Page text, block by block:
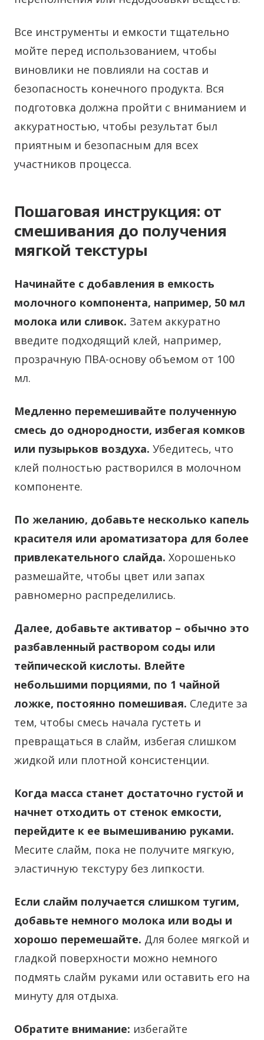
Все инструменты и емкости тщательно
мойте перед использованием, чтобы
виновлики не повлияли на состав и
безопасность конечного продукта. Вся
подготовка должна пройти с вниманием и
аккуратностью, чтобы результат был
приятным и безопасным для всех
участников процесса.
Пошаговая инструкция: от
смешивания до получения
мягкой текстуры
Начинайте с добавления в емкость
молочного компонента, например, 50 мл
молока или сливок. Затем аккуратно
введите подходящий клей, например,
прозрачную ПВА-основу объемом от 100
мл.
Медленно перемешивайте полученную
смесь до однородности, избегая комков
или пузырьков воздуха. Убедитесь, что
клей полностью растворился в молочном
компоненте.
По желанию, добавьте несколько капель
красителя или ароматизатора для более
привлекательного слайда. Хорошенько
размешайте, чтобы цвет или запах
равномерно распределились.
Далее, добавьте активатор – обычно это
разбавленный раствором соды или
тейпической кислоты. Влейте
небольшими порциями, по 1 чайной
ложке, постоянно помешивая. Следите за
тем, чтобы смесь начала густеть и
превращаться в слайм, избегая слишком
жидкой или плотной консистенции.
Когда масса станет достаточно густой и
начнет отходить от стенок емкости,
перейдите к ее вымешиванию руками.
Месите слайм, пока не получите мягкую,
эластичную текстуру без липкости.
Если слайм получается слишком тугим,
добавьте немного молока или воды и
хорошо перемешайте. Для более мягкой и
гладкой поверхности можно немного
подмять слайм руками или оставить его на
минуту для отдыха.
Обратите внимание: избегайте